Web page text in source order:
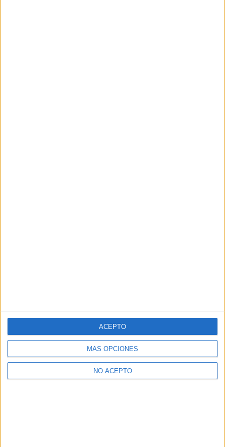
MÁS OPCIONES
NO ACEPTO
ACEPTO